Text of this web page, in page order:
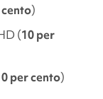
)
(10 per
per cento)